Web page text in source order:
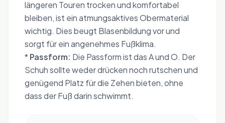
längeren Touren trocken und komfortabel
bleiben, ist ein atmungsaktives Obermaterial
wichtig. Dies beugt Blasenbildung vor und
sorgt für ein angenehmes Fußklima.
*Passform: Die Passform ist das A und O. Der
Schuh sollte weder drücken noch rutschen und
genügend Platz für die Zehen bieten, ohne
dass der Fuß darin schwimmt.